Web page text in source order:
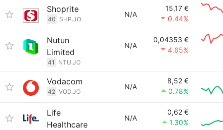
Shoprite
40 SHP.JO
N/A
15,17 €
0.44%
Nutun
Limited
41 NTU.JO
N/A
0,04353 €
4.65%
Vodacom
42 VOD.JO
N/A
8,52 €
0.78%
Life
Healthcare
N/A
0,62 €
1.30%